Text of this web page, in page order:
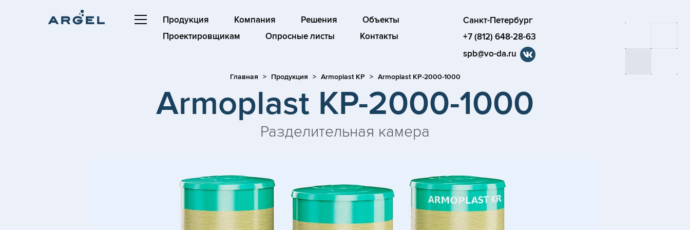
Продукция Компания Решения
Объекты
Проектировщикам
Опросные листы Контакты
Санкт-Петербург
+7 (812) 648-28-63
spb@vo-da.ru
Главная Продукция Armoplast KP Armoplast KP-2000-1000
Armoplast KP-2000-1000
Разделительная камера